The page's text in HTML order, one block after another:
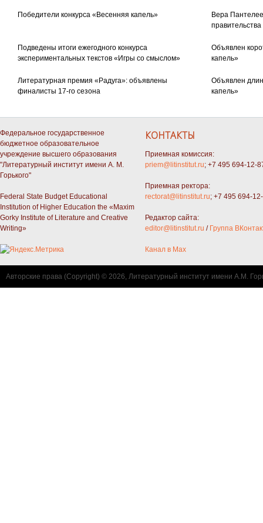
Победители конкурса «Весенняя капель»
Вера
Подведены итоги ежегодного конкурса
экспериментальных текстов «Игры со смыслом»
Объявлен
капель»
Литературная премия «Радуга»: объявлены
финалисты 17-го сезона
Объявлен
капель»
Федеральное государственное
бюджетное образовательное
учреждение высшего образования
"Литературный институт имени А. М.
Горького"
Federal State Budget Educational
Institution of Higher Education the «Maxim
Gorky Institute of Literature and Creative
Writing»
КОНТАКТЫ
Приемная комиссия:
priem@litinstitut.ru; +7 495 694-12-
Приемная ректора:
rectorat@litinstitut.ru; +7 495 694-
Редактор сайта:
editor@litinstitut.ru / Группа
Канал в Max
Авторские права (Copyright) © 2026, Литературный институт имени А.М.